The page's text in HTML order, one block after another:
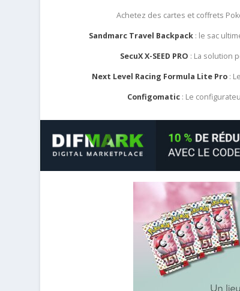
Achetez des cartes et coffrets
Sandmarc Travel Backpack: le sac
SecuX X-SEED PRO : La solution
Next Level Racing Formula Lite Pro:
Configomatic : Le